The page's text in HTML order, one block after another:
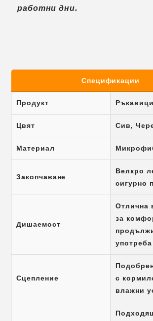
работни дни.
Спецификации
Продукт
Цвят Сив,
Материал
Закопчаване
Велкро
сигурно
Дишаемост
Отлична
за
употреба
Сцепление
с
влажни